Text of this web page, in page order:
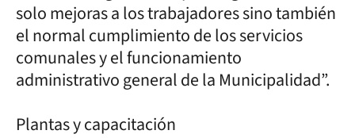
solo mejoras a los trabajadores sino también
el normal cumplimiento de los servicios
comunales y el funcionamiento
administrativo general de la Municipalidad”.
Plantas y capacitación